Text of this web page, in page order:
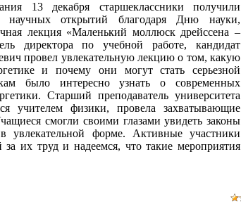
13 декабря старшеклассники получили
научных открытий благодаря Дню науки,
лекция «Маленький моллюск дрейссена –
директора по учебной работе, кандидат
провел увлекательную лекцию о том, какую
и почему они могут стать серьезной
было интересно узнать о современных
Старший преподаватель университета
учителем физики, провела захватывающие
смогли своими глазами увидеть законы
форме. Активные участники
их труд и надеемся, что такие мероприятия